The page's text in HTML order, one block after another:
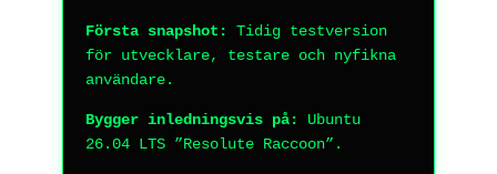
Första snapshot:
Tidig testversion
för utvecklare, testare och nyfikna
användare.
Bygger inledningsvis på:
Ubuntu
26.04 LTS ”Resolute Raccoon”.